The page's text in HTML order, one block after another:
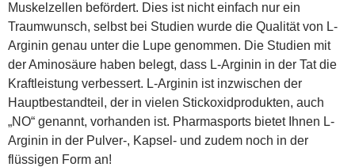
Muskelzellen befördert. Dies ist nicht einfach nur ein
Traumwunsch, selbst bei Studien wurde die Qualität von L-
Arginin genau unter die Lupe genommen. Die Studien mit
der Aminosäure haben belegt, dass L-Arginin in der Tat die
Kraftleistung verbessert. L-Arginin ist inzwischen der
Hauptbestandteil, der in vielen Stickoxidprodukten, auch
„NO“ genannt, vorhanden ist. Pharmasports bietet Ihnen L-
Arginin in der Pulver-, Kapsel- und zudem noch in der
flüssigen Form an!